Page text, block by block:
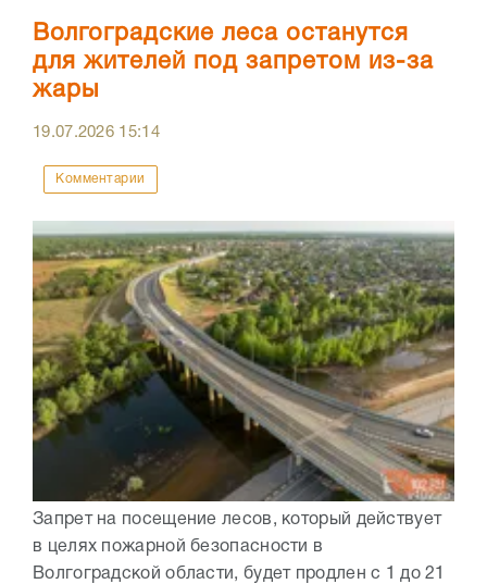
Волгоградские леса останутся
для жителей под запретом из-за
жары
19.07.2026 15:14
Комментарии
Запрет на посещение лесов, который действует
в целях пожарной безопасности в
Волгоградской области, будет продлен с 1 до 21